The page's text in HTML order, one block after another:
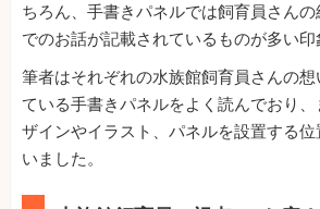
ちろん、手書きパネルでは飼育員さん
でのお話が記載されているものが多い印
筆者はそれぞれの水族館飼育員さんの
ている手書きパネルをよく読んでおり
ザインやイラスト、パネルを設置する
いました。